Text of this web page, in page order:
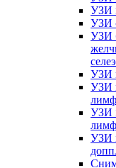
УЗИ
УЗИ
УЗИ
УЗИ
УЗИ
УЗИ
УЗИ